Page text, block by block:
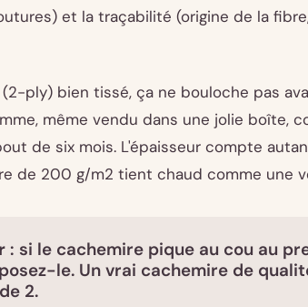
et la traçabilité (origine de la
ply) bien tissé, ça ne bouloche pas
même vendu dans une jolie boîte,
de six mois. L'épaisseur compte
de 200 g/m2 tient chaud comme une
: si le cachemire pique au cou au
le. Un vrai cachemire de
2.